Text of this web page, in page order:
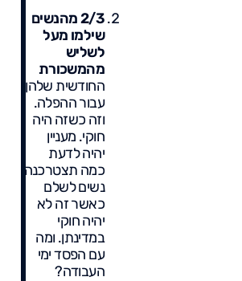
2/3 מהנשים
שילמו מעל
לשליש
מהמשכורת
החודשית שלהן
עבור ההפלה.
וזה כשזה היה
חוקי. מעניין
יהיה לדעת
כמה תצטרכנה
נשים לשלם
כאשר זה לא
יהיה חוקי
במדינתן. ומה
עם הפסד ימי
העבודה?